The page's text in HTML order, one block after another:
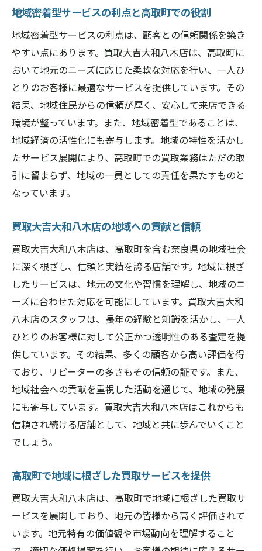
地域密着型サービスの利点と高取町での役割
地域密着型サービスの利点は、顧客との信頼関係を築き
やすい点にあります。買取大吉大和八木店は、高取町に
おいて地元のニーズに応じた柔軟な対応を行い、一人ひ
とりのお客様に最適なサービスを提供しています。その
結果、地域住民からの信頼が厚く、安心して来店できる
環境が整っています。また、地域密着型であることは、
地域経済の活性化にも寄与します。地域の特性を活かし
たサービス展開により、高取町での買取業務はただの取
引に留まらず、地域の一員としての責任を果たすものと
なっています。
買取大吉大和八木店の地域への貢献と信頼
買取大吉大和八木店は、高取町を含む奈良県の地域社会
に深く根ざし、信頼と実績を誇る店舗です。地域に根ざ
したサービスは、地元の文化や習慣を理解し、地域のニ
ーズに合わせた対応を可能にしています。買取大吉大和
八木店のスタッフは、長年の経験と知識を活かし、一人
ひとりのお客様に対して公正かつ透明性のある査定を提
供しています。その結果、多くの顧客から高い評価を得
ており、リピーターの多さもその信頼の証です。また、
地域社会への貢献を重視した活動を通じて、地域の発展
にも寄与しています。買取大吉大和八木店はこれからも
信頼され続ける店舗として、地域と共に歩んでいくこと
でしょう。
高取町で地域に根ざした買取サービスを提供
買取大吉大和八木店は、高取町で地域に根ざした買取サ
ービスを展開しており、地元の皆様から高く評価されて
います。地元特有の価値観や市場動向を理解すること